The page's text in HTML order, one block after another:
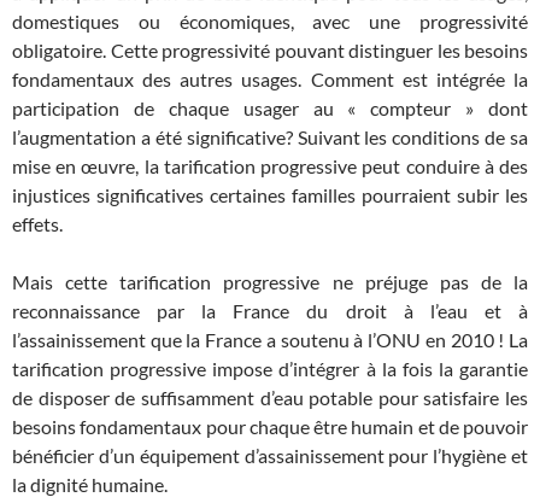
domestiques ou économiques, avec une progressivité
obligatoire. Cette progressivité pouvant distinguer les besoins
fondamentaux des autres usages. Comment est intégrée la
participation de chaque usager au « compteur » dont
l’augmentation a été significative? Suivant les conditions de sa
mise en œuvre, la tarification progressive peut conduire à des
injustices significatives certaines familles pourraient subir les
effets.
Mais cette tarification progressive ne préjuge pas de la
reconnaissance par la France du droit à l’eau et à
l’assainissement que la France a soutenu à l’ONU en 2010 ! La
tarification progressive impose d’intégrer à la fois la garantie
de disposer de suffisamment d’eau potable pour satisfaire les
besoins fondamentaux pour chaque être humain et de pouvoir
bénéficier d’un équipement d’assainissement pour l’hygiène et
la dignité humaine.